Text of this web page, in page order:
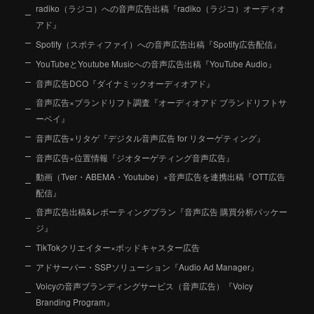
radiko（ラジコ）への音声広告出稿『radiko（ラジコ）オーディオ
アド』
Spotify（スポティファイ）への音声広告出稿『Spotify広告配信』
YouTubeとYoutube Musicへの音声広告出稿『YouTube Audio』
音声広告DCO『ダイナミックオーディオアド』
音声広告×ブランドリフト調査『オーディオアド ブランドリフトサ
ーベイ』
音声広告×リタゲ『デジタル音声広告 for リターゲティング』
音声広告×位置情報『ジオターゲティング音声広告』
動画（Tver・ABEMA・Youtube）×音声広告を連携出稿『OTT広告
配信』
音声広告出稿&レポーティングプラン『音声広告 購買分析パッケー
ジ』
TikTokクリエイター×ポッドキャスター広告
アドサーバー・SSPソリューション『Audio Ad Manager』
Voicyの音声ブランディングサービス（音声広告）『Voicy
Branding Program』